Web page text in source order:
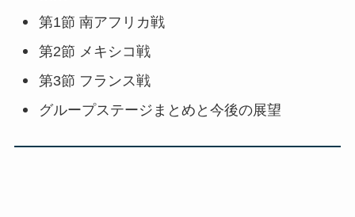
第1節 南アフリカ戦
第2節 メキシコ戦
第3節 フランス戦
グループステージまとめと今後の展望